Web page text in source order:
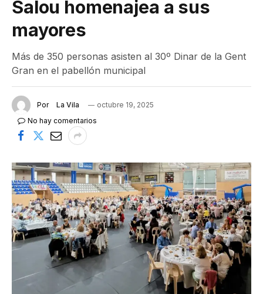
Salou homenajea a sus
mayores
Más de 350 personas asisten al 30º Dinar de la Gent
Gran en el pabellón municipal
Por La Vila
octubre 19, 2025
No hay comentarios